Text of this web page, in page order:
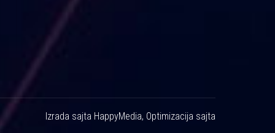
Izrada sajta HappyMedia, Optimizacija sajta